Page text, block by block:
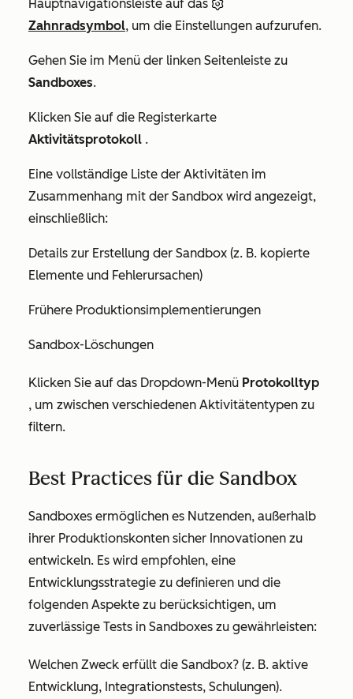
Hauptnavigationsleiste auf das
Zahnradsymbol, um die Einstellungen aufzurufen.
Gehen Sie im Menü der linken Seitenleiste zu
Sandboxes.
Klicken Sie auf die Registerkarte
Aktivitätsprotokoll .
Eine vollständige Liste der Aktivitäten im
Zusammenhang mit der Sandbox wird angezeigt,
einschließlich:
Details zur Erstellung der Sandbox (z. B. kopierte
Elemente und Fehlerursachen)
Frühere Produktionsimplementierungen
Sandbox-Löschungen
Klicken Sie auf das Dropdown-Menü Protokolltyp
, um zwischen verschiedenen Aktivitätentypen zu
filtern.
Best Practices für die Sandbox
Sandboxes ermöglichen es Nutzenden, außerhalb
ihrer Produktionskonten sicher Innovationen zu
entwickeln. Es wird empfohlen, eine
Entwicklungsstrategie zu definieren und die
folgenden Aspekte zu berücksichtigen, um
zuverlässige Tests in Sandboxes zu gewährleisten:
Welchen Zweck erfüllt die Sandbox? (z. B. aktive
Entwicklung, Integrationstests, Schulungen).